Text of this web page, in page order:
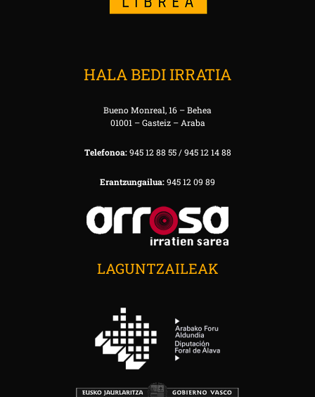
HALA BEDI IRRATIA
Bueno Monreal, 16 – Behea
01001 – Gasteiz – Araba
Telefonoa:945 12 88 55 / 945 12 14 88
Erantzungailua:945 12 09 89
LAGUNTZAILEAK